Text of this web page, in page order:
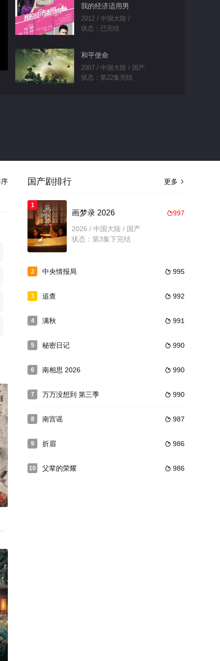
我的经济适用男
2012 / 中国大陆 /
状态：已完结
和平使命
2007 / 中国大陆 / 国产
状态：第22集完结
2009 / 中国大陆 / 国产
状态：已完结
国之路。
，高景波、徐邵梁、孙希光和黄鹰等
15分钟X24集 拍摄地点：广东 出品人：郑伟、梁可青、孟
与烈云峥之间曲折动人的情感，以及他们在复杂局势中坚守初心、勇敢面对
更多 
国产剧排行
1
997
画梦录 2026
2026 / 中国大陆 / 国产
状态：第3集下完结
2  995
中央情报局
3  992
追查
4  991
满秋
5  990
秘密日记
6  990
南相思 2026
7  990
万万没想到 第三季
8  987
南宫谣
9  986
折眉
10  986
父辈的荣耀